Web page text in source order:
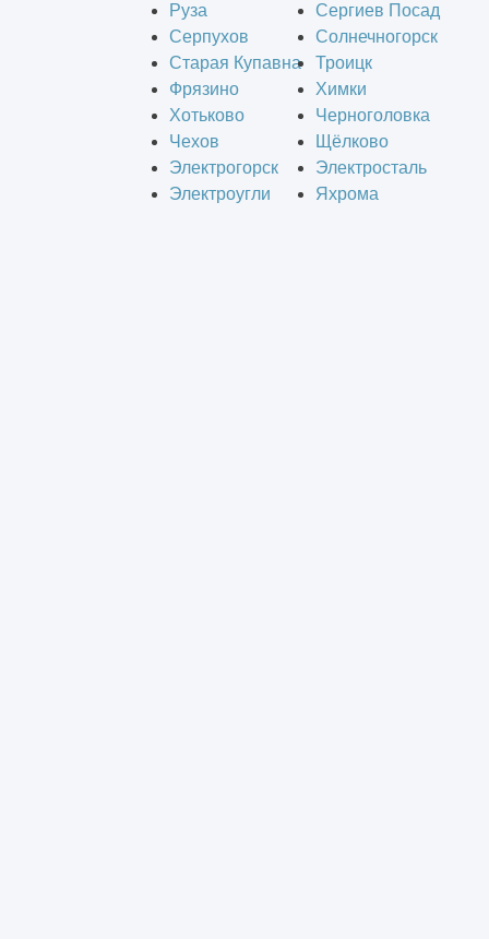
Руза
Сергиев Посад
Серпухов
Солнечногорск
Старая Купавна
Троицк
Фрязино
Химки
Хотьково
Черноголовка
Чехов
Щёлково
Электрогорск
Электросталь
Электроугли
Яхрома